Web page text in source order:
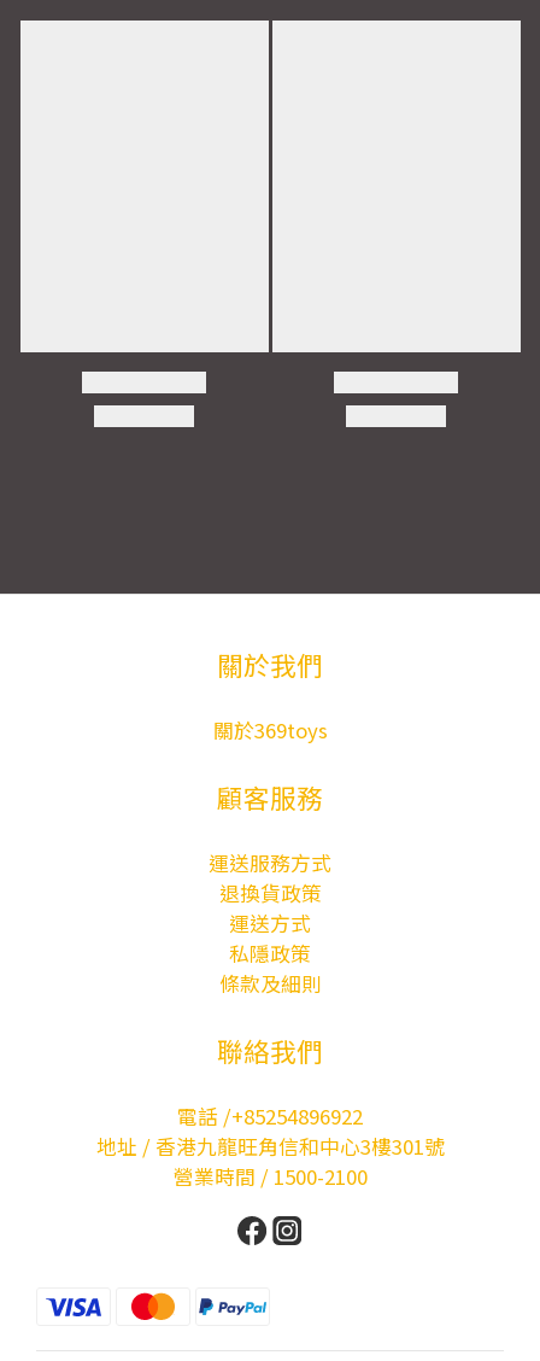
關於我們
關於369toys
顧客服務
運送服務方式
退換貨政策
運送方式
私隱政策
條款及細則
聯絡我們
電話 /+85254896922
地址 / 香港九龍旺角信和中心3樓301號
營業時間 / 1500-2100